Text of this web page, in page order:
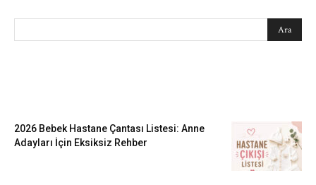
2026 Bebek Hastane Çantası Listesi: Anne
Adayları İçin Eksiksiz Rehber